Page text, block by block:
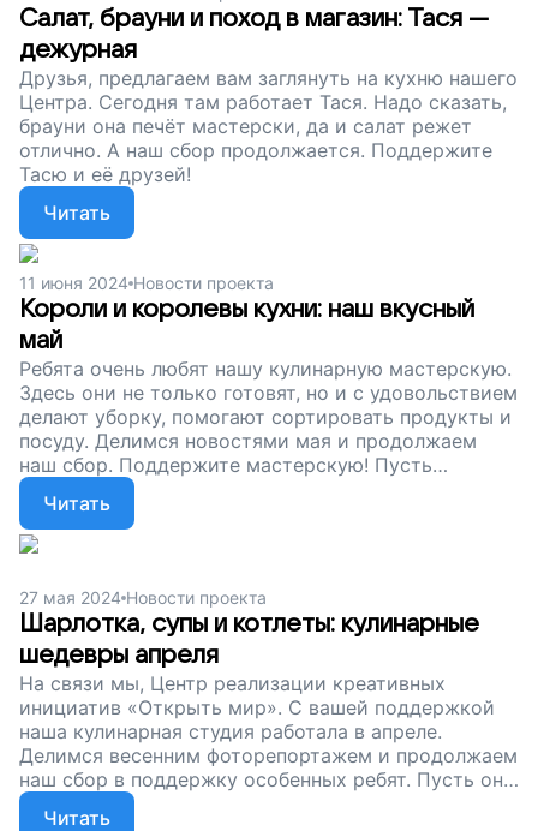
Салат, брауни и поход в магазин: Тася —
дежурная
Друзья, предлагаем вам заглянуть на кухню нашего
Центра. Сегодня там работает Тася. Надо сказать,
брауни она печёт мастерски, да и салат режет
отлично. А наш сбор продолжается. Поддержите
Тасю и её друзей!
Читать
11 июня 2024 Новости проекта
Короли и королевы кухни: наш вкусный
май
Ребята очень любят нашу кулинарную мастерскую.
Здесь они не только готовят, но и с удовольствием
делают уборку, помогают сортировать продукты и
посуду. Делимся новостями мая и продолжаем
наш сбор. Поддержите мастерскую! Пусть
аутичные подростки учатся быть
самостоятельными.
Читать
27 мая 2024 Новости проекта
Шарлотка, супы и котлеты: кулинарные
шедевры апреля
На связи мы, Центр реализации креативных
инициатив «Открыть мир». С вашей поддержкой
наша кулинарная студия работала в апреле.
Делимся весенним фоторепортажем и продолжаем
наш сбор в поддержку особенных ребят. Пусть они
живут активно и становятся самостоятельнее!
Читать